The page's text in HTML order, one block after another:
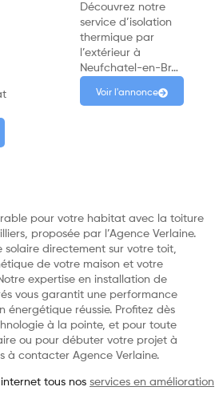
Découvrez notre
service d’isolation
thermique par
l’extérieur à
Neufchatel-en-Br…
Voir l'annonce
pour votre habitat avec la toiture
proposée par l’Agence Verlaine.
solaire directement sur votre toit,
de votre maison et votre
expertise en installation de
vous garantit une performance
énergétique réussie. Profitez dès
à la pointe, et pour toute
ou pour débuter votre projet à
à contacter Agence Verlaine.
tous nos services en amélioration